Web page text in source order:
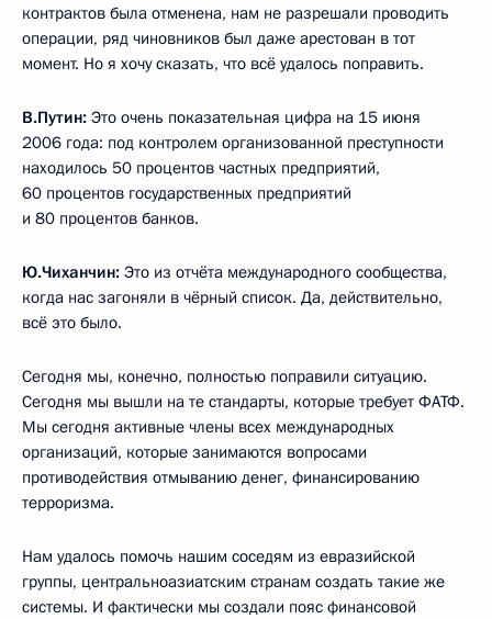
контрактов была отменена, нам не разрешали проводить
операции, ряд чиновников был даже арестован в тот
момент. Но я хочу сказать, что всё удалось поправить.
В.Путин: Это очень показательная цифра на 15 июня
2006 года: под контролем организованной преступности
находилось 50 процентов частных предприятий,
60 процентов государственных предприятий
и 80 процентов банков.
Ю.Чиханчин: Это из отчёта международного сообщества,
когда нас загоняли в чёрный список. Да, действительно,
всё это было.
Сегодня мы, конечно, полностью поправили ситуацию.
Сегодня мы вышли на те стандарты, которые требует ФАТФ.
Мы сегодня активные члены всех международных
организаций, которые занимаются вопросами
противодействия отмыванию денег, финансированию
терроризма.
Нам удалось помочь нашим соседям из евразийской
группы, центральноазиатским странам создать такие же
системы. И фактически мы создали пояс финансовой